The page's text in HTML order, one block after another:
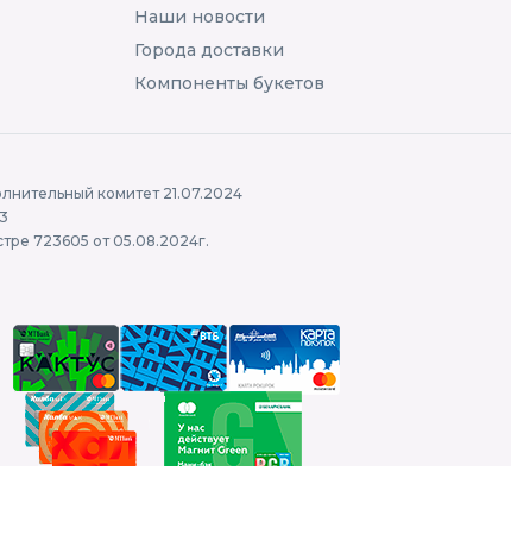
Наши новости
Города доставки
Компоненты букетов
комитет 21.07.2024
723605 от 05.08.2024г.